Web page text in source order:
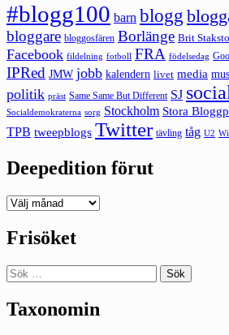
#blogg100 barn blogg
bloggare bloggosfären Borlänge Brit
Facebook fildelning fotboll FRA födelsedag
IPRed JMW jobb kalendern livet media
politik präst Same Same But Different SJ
Socialdemokraterna sorg Stockholm Stora
TPB tweepblogs Twitter tävling tåg U2
Deepedition förut
Deepedition
Frisöket
Sök
efter:
Taxonomin